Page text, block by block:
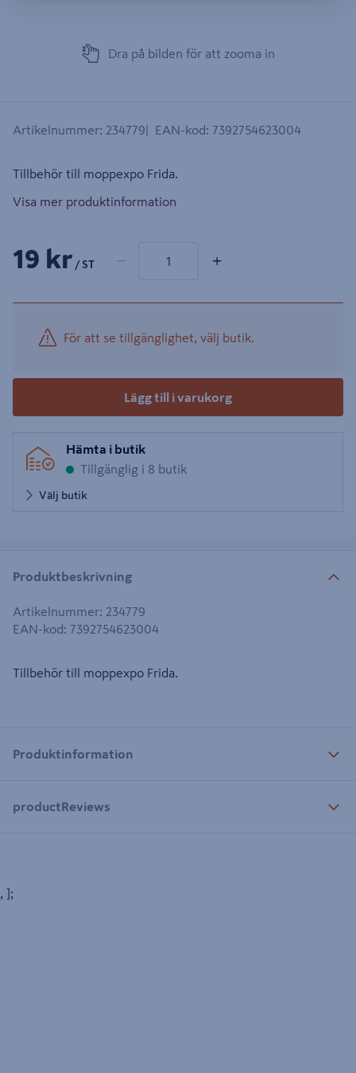
Dra på bilden för att zooma in
Artikelnummer: 234779 EAN-kod: 7392754623004
Tillbehör till moppexpo Frida.
Visa mer produktinformation
19 kr / ST − +
För att se tillgänglighet, välj butik.
Lägg till i varukorg
Hämta i butik
Tillgänglig i 8 butik
Välj butik
Produktbeskrivning
Artikelnummer: 234779
EAN-kod: 7392754623004
Tillbehör till moppexpo Frida.
Produktinformation
productReviews
, ];